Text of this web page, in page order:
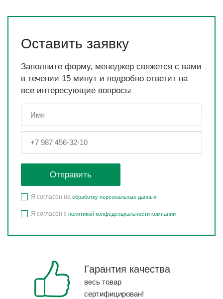
Оставить заявку
Заполните форму, менеджер свяжется с вами
в течении 15 минут и подробно ответит на
все интересующие вопросы
Я согласен на обработку персональных данных
Я согласен с политикой конфеденциальности компании
Гарантия качества
весь товар
сертифицирован!